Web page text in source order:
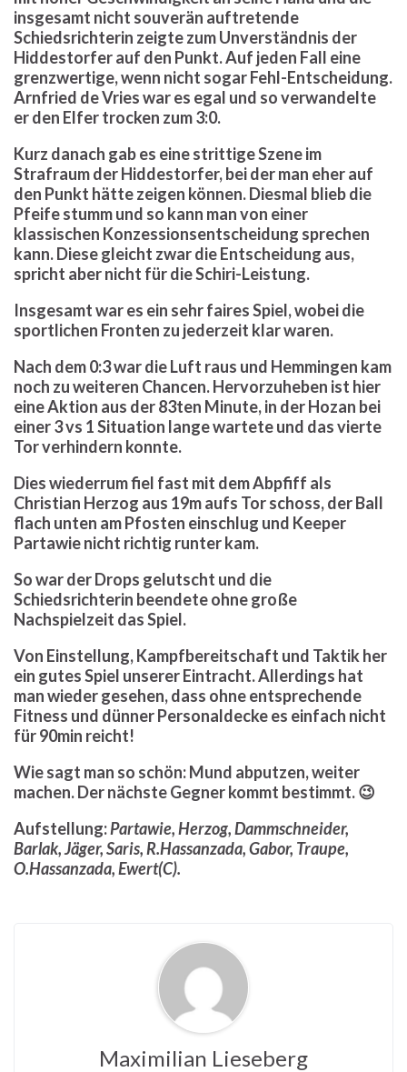
insgesamt nicht souverän auftretende
Schiedsrichterin zeigte zum Unverständnis der
Hiddestorfer auf den Punkt. Auf jeden Fall eine
grenzwertige, wenn nicht sogar Fehl-Entscheidung.
Arnfried de Vries war es egal und so verwandelte
er den Elfer trocken zum 3:0.
Kurz danach gab es eine strittige Szene im
Strafraum der Hiddestorfer, bei der man eher auf
den Punkt hätte zeigen können. Diesmal blieb die
Pfeife stumm und so kann man von einer
klassischen Konzessionsentscheidung sprechen
kann. Diese gleicht zwar die Entscheidung aus,
spricht aber nicht für die Schiri-Leistung.
Insgesamt war es ein sehr faires Spiel, wobei die
sportlichen Fronten zu jederzeit klar waren.
Nach dem 0:3 war die Luft raus und Hemmingen kam
noch zu weiteren Chancen. Hervorzuheben ist hier
eine Aktion aus der 83ten Minute, in der Hozan bei
einer 3 vs 1 Situation lange wartete und das vierte
Tor verhindern konnte.
Dies wiederrum fiel fast mit dem Abpfiff als
Christian Herzog aus 19m aufs Tor schoss, der Ball
flach unten am Pfosten einschlug und Keeper
Partawie nicht richtig runter kam.
So war der Drops gelutscht und die
Schiedsrichterin beendete ohne große
Nachspielzeit das Spiel.
Von Einstellung, Kampfbereitschaft und Taktik her
ein gutes Spiel unserer Eintracht. Allerdings hat
man wieder gesehen, dass ohne entsprechende
Fitness und dünner Personaldecke es einfach nicht
für 90min reicht!
Wie sagt man so schön: Mund abputzen, weiter
machen. Der nächste Gegner kommt bestimmt. 😉
Aufstellung:Partawie, Herzog, Dammschneider,
Barlak, Jäger, Saris, R.Hassanzada, Gabor, Traupe,
O.Hassanzada, Ewert(C).
Maximilian Lieseberg